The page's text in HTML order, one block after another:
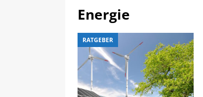
Energie
RATGEBER